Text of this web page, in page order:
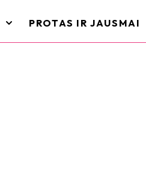
PROTAS IR JAUSMAI